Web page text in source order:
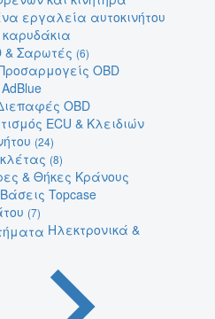
εργαλεία αυτοκινήτου
καρυδάκια
& Σαρωτές (6)
OBD
OBD
ECU & Κλειδιών
(24)
(8)
& Θήκες Κράνους
Topcase
(7)
Ηλεκτρονικά &